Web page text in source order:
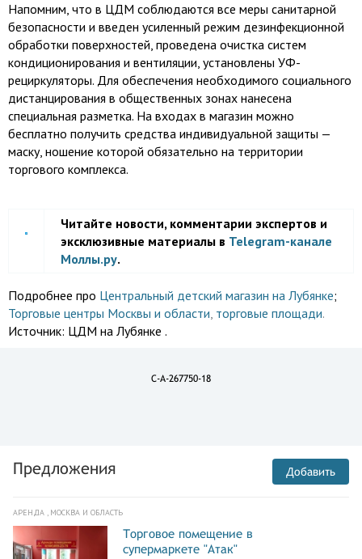
Напомним, что в ЦДМ соблюдаются все меры санитарной
безопасности и введен усиленный режим дезинфекционной
обработки поверхностей, проведена очистка систем
кондиционирования и вентиляции, установлены УФ-
рециркуляторы. Для обеспечения необходимого социального
дистанцирования в общественных зонах нанесена
специальная разметка. На входах в магазин можно
бесплатно получить средства индивидуальной защиты —
маску, ношение которой обязательно на территории
торгового комплекса.
Читайте новости, комментарии экспертов и
эксклюзивные материалы в Telegram-канале
Моллы.ру.
Подробнее про Центральный детский магазин на Лубянке;
Торговые центры Москвы и области, торговые площади.
Источник: ЦДМ на Лубянке .
C-A-267750-18
Предложения Добавить
АРЕНДА , МОСКВА И ОБЛАСТЬ
Торговое помещение в
супермаркете "Атак"